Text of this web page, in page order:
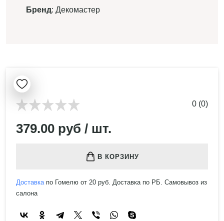
Бренд: Декомастер
0 (0)
379.00 руб / шт.
В КОРЗИНУ
Доставкапо Гомелю от 20 руб. Доставка по РБ. Самовывоз из
салона